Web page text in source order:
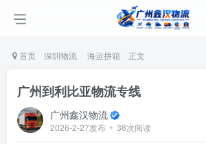
首页 深圳物流 海运拼箱 正文
广州到利比亚物流专线
广州鑫汉物流
2026-2-27发布 38次阅读